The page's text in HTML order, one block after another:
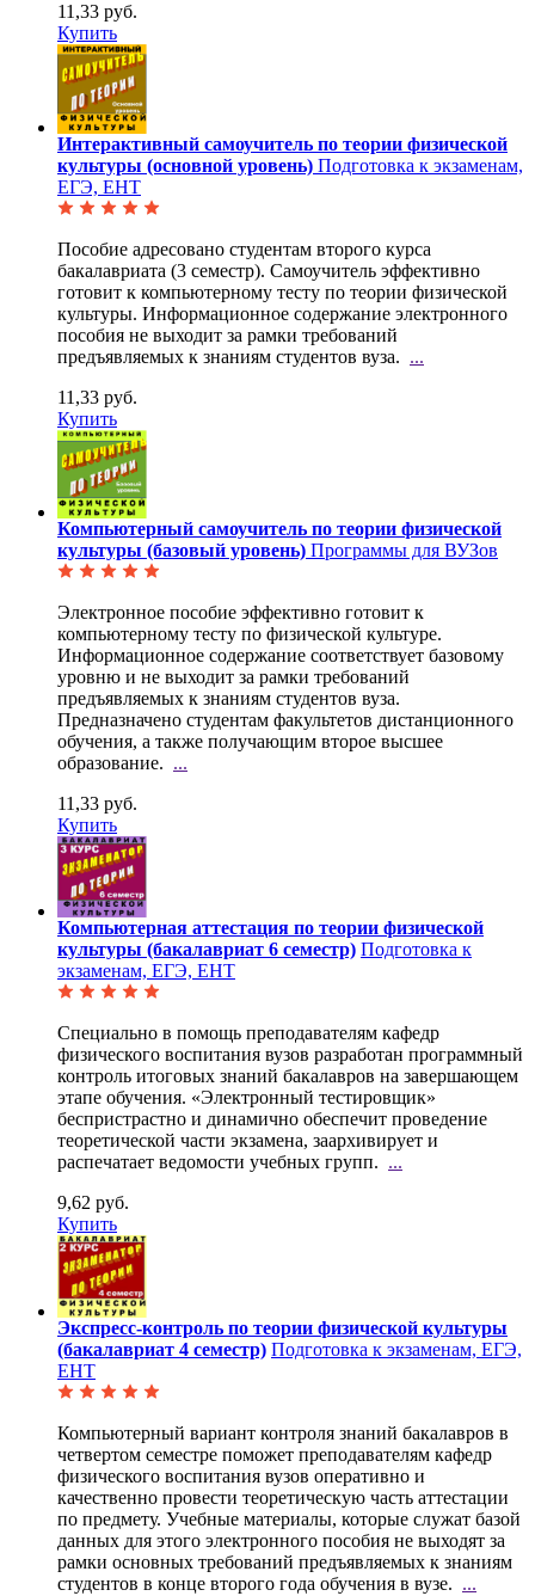
11,33 руб.
Купить
Интерактивный самоучитель по теории физической
культуры (основной уровень) Подготовка к экзаменам,
ЕГЭ, ЕНТ
Пособие адресовано студентам второго курса
бакалавриата (3 семестр). Самоучитель эффективно
готовит к компьютерному тесту по теории физической
культуры. Информационное содержание электронного
пособия не выходит за рамки требований
предъявляемых к знаниям студентов вуза. ...
11,33 руб.
Купить
Компьютерный самоучитель по теории физической
культуры (базовый уровень) Программы для ВУЗов
Электронное пособие эффективно готовит к
компьютерному тесту по физической культуре.
Информационное содержание соответствует базовому
уровню и не выходит за рамки требований
предъявляемых к знаниям студентов вуза.
Предназначено студентам факультетов дистанционного
обучения, а также получающим второе высшее
образование. ...
11,33 руб.
Купить
Компьютерная аттестация по теории физической
культуры (бакалавриат 6 семестр) Подготовка к
экзаменам, ЕГЭ, ЕНТ
Специально в помощь преподавателям кафедр
физического воспитания вузов разработан программный
контроль итоговых знаний бакалавров на завершающем
этапе обучения. «Электронный тестировщик»
беспристрастно и динамично обеспечит проведение
теоретической части экзамена, заархивирует и
распечатает ведомости учебных групп. ...
9,62 руб.
Купить
Экспресс-контроль по теории физической культуры
(бакалавриат 4 семестр) Подготовка к экзаменам, ЕГЭ,
ЕНТ
Компьютерный вариант контроля знаний бакалавров в
четвертом семестре поможет преподавателям кафедр
физического воспитания вузов оперативно и
качественно провести теоретическую часть аттестации
по предмету. Учебные материалы, которые служат базой
данных для этого электронного пособия не выходят за
рамки основных требований предъявляемых к знаниям
студентов в конце второго года обучения в вузе. ...